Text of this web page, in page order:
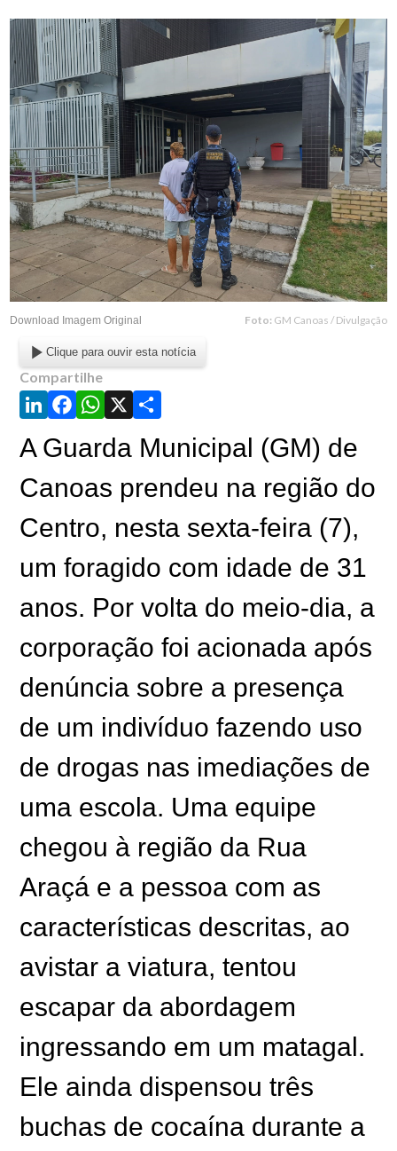
Download Imagem Original Foto: GM Canoas / Divulgação
Clique para ouvir esta notícia
Compartilhe
LinkedIn
Facebook
WhatsApp
X Share
A Guarda Municipal (GM) de
Canoas prendeu na região do
Centro, nesta sexta-feira (7),
um foragido com idade de 31
anos. Por volta do meio-dia, a
corporação foi acionada após
denúncia sobre a presença
de um indivíduo fazendo uso
de drogas nas imediações de
uma escola. Uma equipe
chegou à região da Rua
Araçá e a pessoa com as
características descritas, ao
avistar a viatura, tentou
escapar da abordagem
ingressando em um matagal.
Ele ainda dispensou três
buchas de cocaína durante a